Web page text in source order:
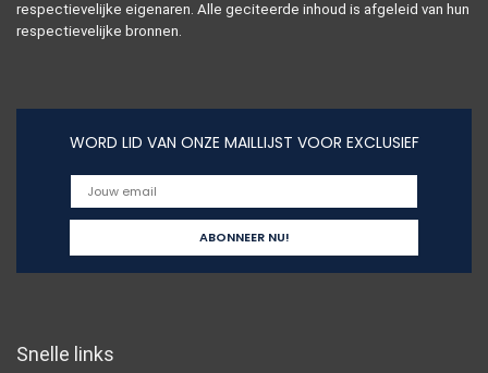
respectievelijke eigenaren. Alle geciteerde inhoud is afgeleid van hun
respectievelijke bronnen.
WORD LID VAN ONZE MAILLIJST VOOR EXCLUSIEF
Snelle links